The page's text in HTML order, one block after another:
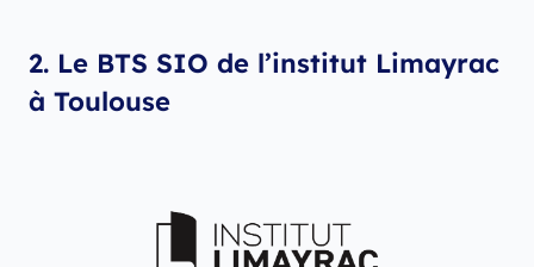
2. Le BTS SIO de l’institut Limayrac
à Toulouse